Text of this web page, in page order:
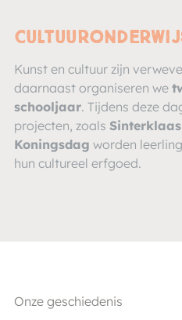
Kunst en cultuur zijn
daarnaast organiseren we
schooljaar. Tijdens deze
projecten, zoals
Koningsdag worden
hun cultureel erfgoed.
Onze geschiedenis